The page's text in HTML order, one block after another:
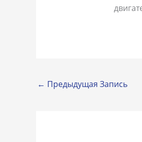
← Предыдущая Запись